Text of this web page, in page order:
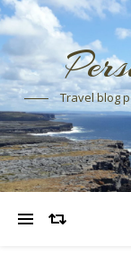
Travel blog